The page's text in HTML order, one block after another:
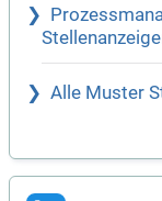
Alle Muster